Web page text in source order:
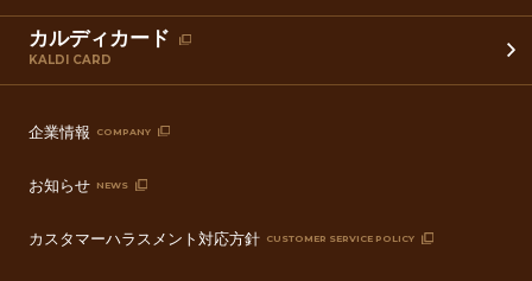
カルディカード
KALDI CARD
企業情報 COMPANY
お知らせ NEWS
カスタマーハラスメント対応方針 CUSTOMER SERVICE POLICY